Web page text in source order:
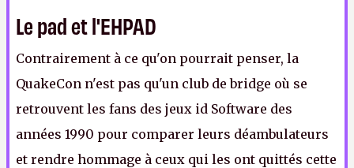
Le pad et l'EHPAD
Contrairement à ce qu'on pourrait penser, la
QuakeCon n'est pas qu'un club de bridge où se
retrouvent les fans des jeux id Software des
années 1990 pour comparer leurs déambulateurs
et rendre hommage à ceux qui les ont quittés cette